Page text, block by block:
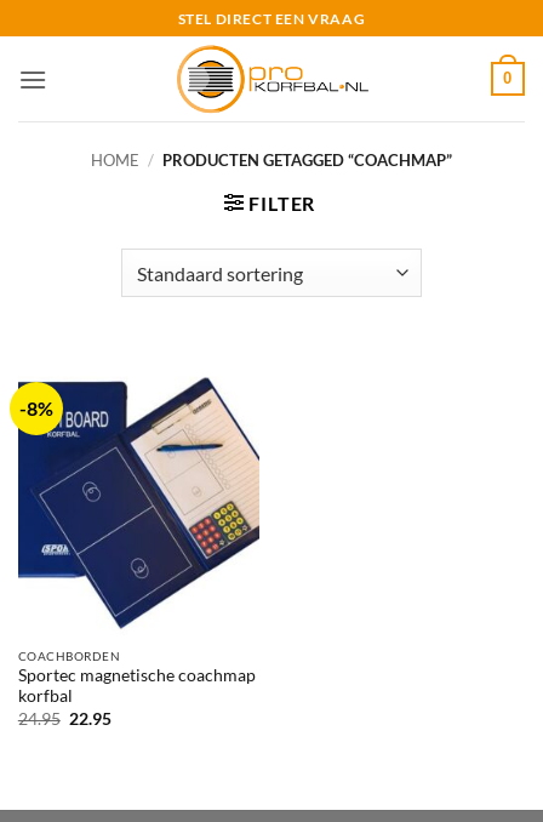
naar
inhoud
STEL DIRECT EEN VRAAG
0
HOME / PRODUCTEN GETAGGED “COACHMAP”
FILTER
-8%
COACHBORDEN
Sportec magnetische coachmap
korfbal
24.95 Oorspronkelijke
22.95Huidige